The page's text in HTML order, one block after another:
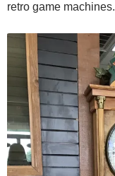
retro game machines.